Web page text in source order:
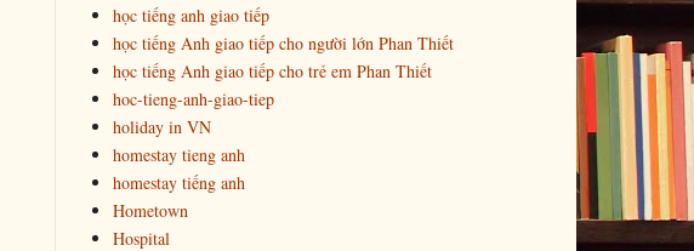
học tiếng anh giao tiếp
học tiếng Anh giao tiếp cho người lớn Phan Thiết
học tiếng Anh giao tiếp cho trẻ em Phan Thiết
hoc-tieng-anh-giao-tiep
holiday in VN
homestay tieng anh
homestay tiếng anh
Hometown
Hospital